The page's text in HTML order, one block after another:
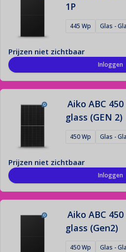
1P
445 Wp Glas -
Prijzen niet zichtbaar
Inloggen
Aiko ABC
glass (GEN 2)
450 Wp Glas -
Prijzen niet zichtbaar
Inloggen
Aiko ABC
glass (Gen2)
450 Wp Glas -